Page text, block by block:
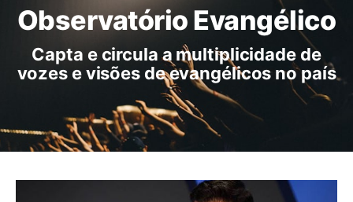
Observatório Evangélico
Capta e circula a multiplicidade de
vozes e visões de evangélicos no país